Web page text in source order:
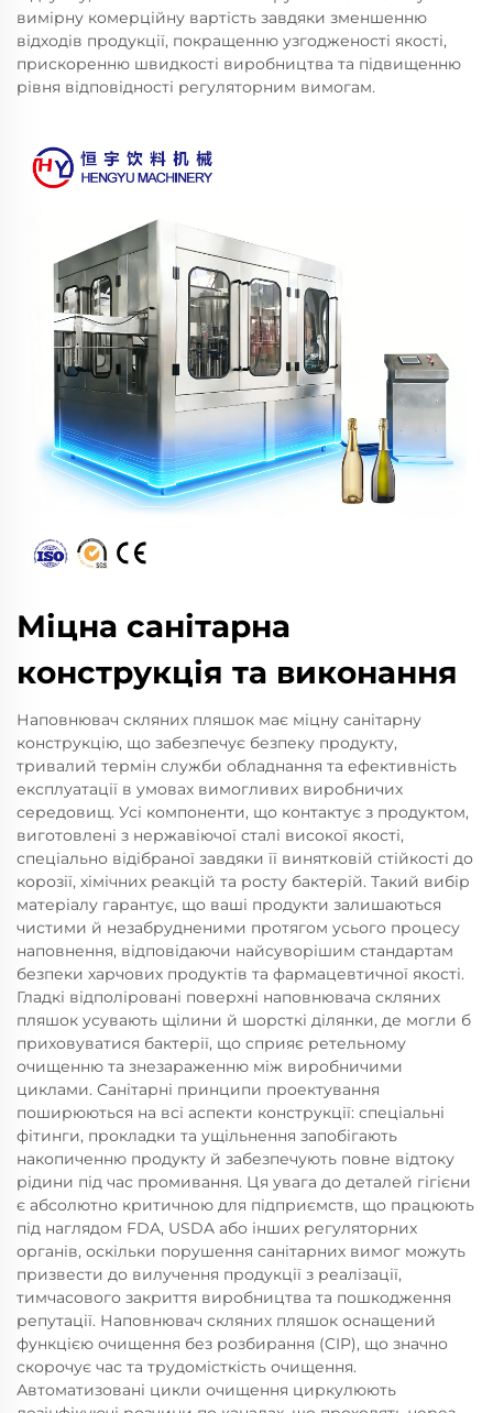
вимірну комерційну вартість завдяки зменшенню
відходів продукції, покращенню узгодженості якості,
прискоренню швидкості виробництва та підвищенню
рівня відповідності регуляторним вимогам.
Міцна санітарна
конструкція та виконання
Наповнювач скляних пляшок має міцну санітарну
конструкцію, що забезпечує безпеку продукту,
тривалий термін служби обладнання та ефективність
експлуатації в умовах вимогливих виробничих
середовищ. Усі компоненти, що контактує з продуктом,
виготовлені з нержавіючої сталі високої якості,
спеціально відібраної завдяки її винятковій стійкості до
корозії, хімічних реакцій та росту бактерій. Такий вибір
матеріалу гарантує, що ваші продукти залишаються
чистими й незабрудненими протягом усього процесу
наповнення, відповідаючи найсуворішим стандартам
безпеки харчових продуктів та фармацевтичної якості.
Гладкі відполіровані поверхні наповнювача скляних
пляшок усувають щілини й шорсткі ділянки, де могли б
приховуватися бактерії, що сприяє ретельному
очищенню та знезараженню між виробничими
циклами. Санітарні принципи проектування
поширюються на всі аспекти конструкції: спеціальні
фітинги, прокладки та ущільнення запобігають
накопиченню продукту й забезпечують повне відтоку
рідини під час промивання. Ця увага до деталей гігієни
є абсолютно критичною для підприємств, що працюють
під наглядом FDA, USDA або інших регуляторних
органів, оскільки порушення санітарних вимог можуть
призвести до вилучення продукції з реалізації,
тимчасового закриття виробництва та пошкодження
репутації. Наповнювач скляних пляшок оснащений
функцією очищення без розбирання (CIP), що значно
скорочує час та трудомісткість очищення.
Автоматизовані цикли очищення циркулюють